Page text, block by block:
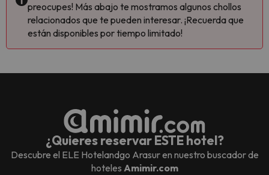
preocupes! Más abajo te mostramos algunos chollos
relacionados que te pueden interesar. ¡Recuerda que
están disponibles por tiempo limitado!
¿Quieres reservar ESTE hotel?
Descubre el ELE Hotelandgo Arasuren nuestro buscador de
hoteles Amimir.com